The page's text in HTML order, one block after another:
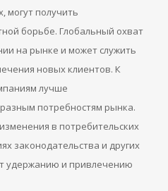
могут получить
борьбе. Глобальный охват
на рынке и может служить
новых клиентов. К
лучше
потребностям рынка.
в потребительских
законодательства и других
удержанию и привлечению